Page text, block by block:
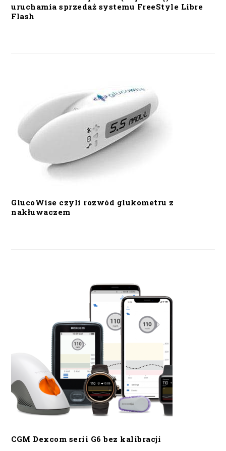
uruchamia sprzedaż systemu FreeStyle Libre
Flash
GlucoWise czyli rozwód glukometru z
nakłuwaczem
CGM Dexcom serii G6 bez kalibracji